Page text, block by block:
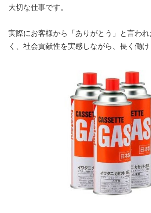
大切な仕事です。
実際にお客様から「ありがとう」と言わ
く、社会貢献性を実感しながら、長く働け